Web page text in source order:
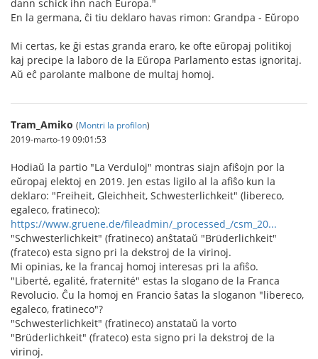
dann schick ihn nach Europa."
En la germana, ĉi tiu deklaro havas rimon: Grandpa - Eŭropo
Mi certas, ke ĝi estas granda eraro, ke ofte eŭropaj politikoj
kaj precipe la laboro de la Eŭropa Parlamento estas ignoritaj.
Aŭ eĉ parolante malbone de multaj homoj.
Tram_Amiko (Montri la profilon)
2019-marto-19 09:01:53
Hodiaŭ la partio "La Verduloj" montras siajn afiŝojn por la
eŭropaj elektoj en 2019. Jen estas ligilo al la afiŝo kun la
deklaro: "Freiheit, Gleichheit, Schwesterlichkeit" (libereco,
egaleco, fratineco):
https://www.gruene.de/fileadmin/_processed_/csm_20...
"Schwesterlichkeit" (fratineco) anŝtataŭ "Brüderlichkeit"
(frateco) esta signo pri la dekstroj de la virinoj.
Mi opinias, ke la francaj homoj interesas pri la afiŝo.
"Liberté, egalité, fraternité" estas la slogano de la Franca
Revolucio. Ĉu la homoj en Francio ŝatas la sloganon "libereco,
egaleco, fratineco"?
"Schwesterlichkeit" (fratineco) anstataŭ la vorto
"Brüderlichkeit" (frateco) esta signo pri la dekstroj de la
virinoj.